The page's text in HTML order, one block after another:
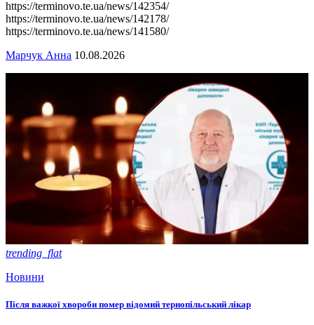
https://terminovo.te.ua/news/142354/
https://terminovo.te.ua/news/142178/
https://terminovo.te.ua/news/141580/
Марчук Анна 10.08.2026
trending_flat
Новини
Після важкої хвороби помер відомий тернопільський лікар